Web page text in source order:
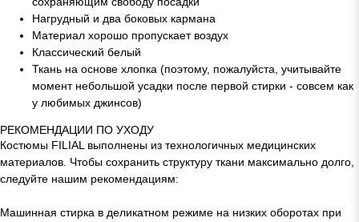
Нагрудный и два боковых кармана
Материал хорошо пропускает воздух
Классический белый
Ткань на основе хлопка (поэтому, пожалуйста, учитывайте
момент небольшой усадки после первой стирки - совсем как
у любимых джинсов)
РЕКОМЕНДАЦИИ ПО УХОДУ
Костюмы FILIAL выполнены из технологичных медицинских
материалов. Чтобы сохранить структуру ткани максимально долго,
следуйте нашим рекомендациям:
Машинная стирка в деликатном режиме на низких оборотах при